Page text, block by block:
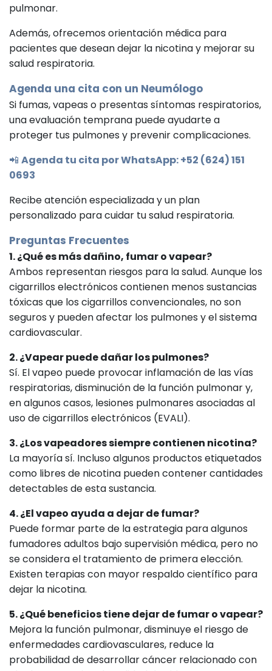
pulmonar.
Además, ofrecemos orientación médica para
pacientes que desean dejar la nicotina y mejorar su
salud respiratoria.
Agenda una cita con un Neumólogo
Si fumas, vapeas o presentas síntomas respiratorios,
una evaluación temprana puede ayudarte a
proteger tus pulmones y prevenir complicaciones.
📲 Agenda tu cita por WhatsApp: +52 (624) 151
0693
Recibe atención especializada y un plan
personalizado para cuidar tu salud respiratoria.
Preguntas Frecuentes
1. ¿Qué es más dañino, fumar o vapear?
Ambos representan riesgos para la salud. Aunque los
cigarrillos electrónicos contienen menos sustancias
tóxicas que los cigarrillos convencionales, no son
seguros y pueden afectar los pulmones y el sistema
cardiovascular.
2. ¿Vapear puede dañar los pulmones?
Sí. El vapeo puede provocar inflamación de las vías
respiratorias, disminución de la función pulmonar y,
en algunos casos, lesiones pulmonares asociadas al
uso de cigarrillos electrónicos (EVALI).
3. ¿Los vapeadores siempre contienen nicotina?
La mayoría sí. Incluso algunos productos etiquetados
como libres de nicotina pueden contener cantidades
detectables de esta sustancia.
4. ¿El vapeo ayuda a dejar de fumar?
Puede formar parte de la estrategia para algunos
fumadores adultos bajo supervisión médica, pero no
se considera el tratamiento de primera elección.
Existen terapias con mayor respaldo científico para
dejar la nicotina.
5. ¿Qué beneficios tiene dejar de fumar o vapear?
Mejora la función pulmonar, disminuye el riesgo de
enfermedades cardiovasculares, reduce la
probabilidad de desarrollar cáncer relacionado con